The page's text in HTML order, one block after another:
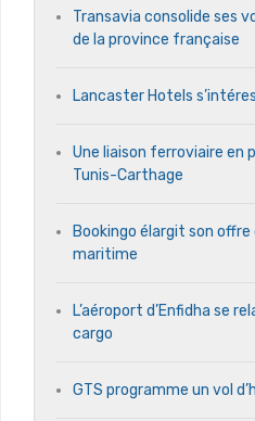
Transavia consolide ses
de la province française
Lancaster Hotels
Une liaison ferroviaire en
Tunis-Carthage
Bookingo élargit son
maritime
L’aéroport d’Enfidha se
cargo
GTS programme un vol